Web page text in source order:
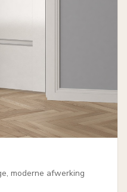
moderne afwerking